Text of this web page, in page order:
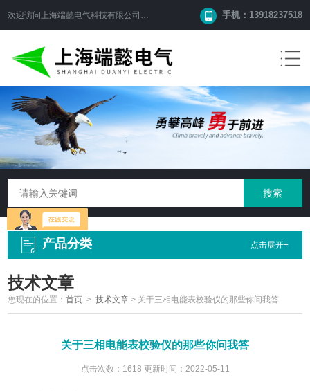
欢迎访问 上海端懿电气科技有限公司 网站！ 手机：13918237518
产品分类 点击展开+
技术文章
您现在的位置：首页 >技术文章 > 关于三相电能表校验仪的那些你问我答
关于三相电能表校验仪的那些你问我答
点击次数：1618 更新时间：2022-05-11